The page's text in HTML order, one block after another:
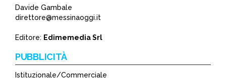
Davide Gambale
direttore@messinaoggi.it
Editore: Edimemedia Srl
PUBBLICITÀ
Istituzionale/Commerciale